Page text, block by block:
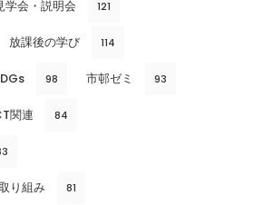
学会・説明会 121
放課後の学び 114
98 市邨ゼミ 93
関連 84
り組み 81